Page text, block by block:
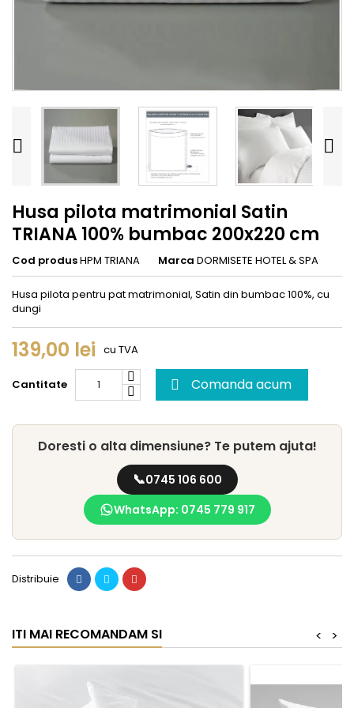
 
Husa pilota matrimonial Satin
TRIANA 100% bumbac 200x220 cm
Cod produsHPM TRIANA Marca DORMISETE HOTEL & SPA
Husa pilota pentru pat matrimonial, Satin din bumbac 100%, cu
dungi
139,00 lei cu TVA
Cantitate  Comanda acum
Doresti o alta dimensiune? Te putem ajuta!
📞0745 106 600
WhatsApp: 0745 779 917
Distribuie
ITI MAI RECOMANDAM SI >
<